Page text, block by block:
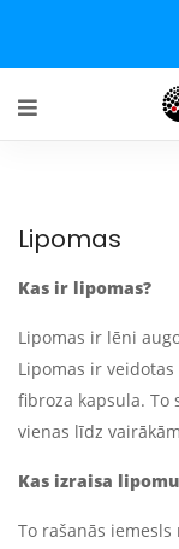
Lipomas
Kas ir lipomas?
Lipomas ir lēni
Lipomas ir
fibroza kapsula. To
vienas līdz
Kas izraisa
To rašanās